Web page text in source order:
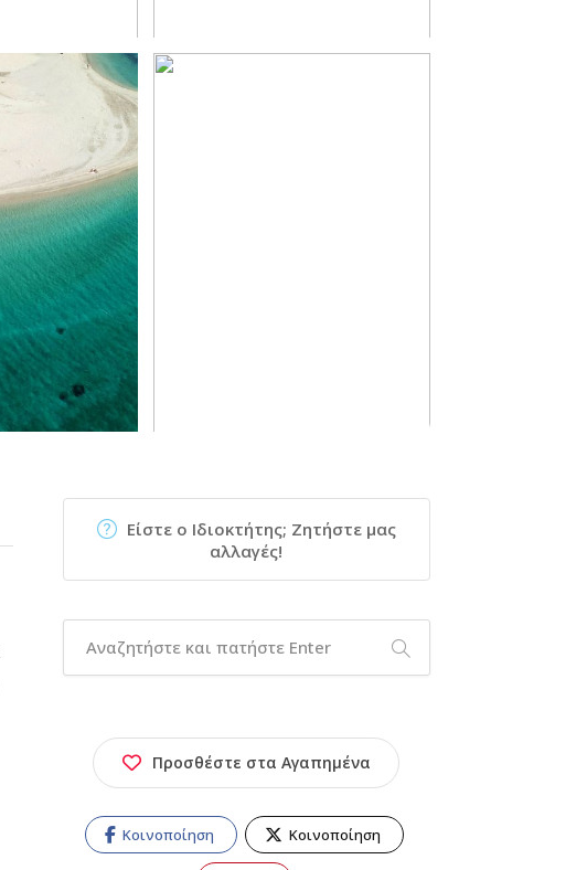
Είστε ο Ιδιοκτήτης; Ζητήστε μας
αλλαγές!
Προσθέστε στα Αγαπημένα
Κοινοποίηση Κοινοποίηση